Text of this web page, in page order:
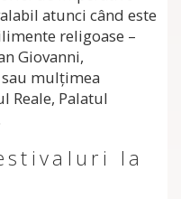
atunci când este
religoase –
Giovanni,
mulţimea
Reale, Palatul
la